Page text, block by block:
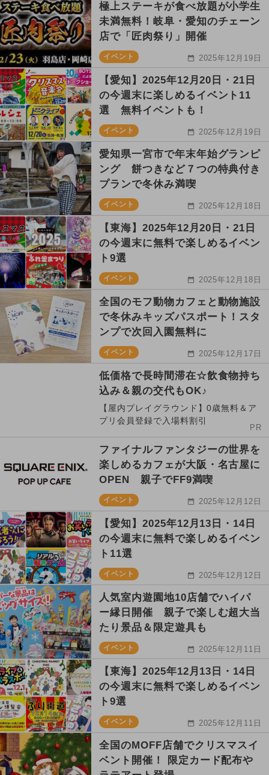
極上ステーキが食べ放題が小学生
未満無料！岐阜・愛知のチェーン
店で「匠肉祭り」開催
イベント 2025年12月19日
【愛知】2025年12月20日・21日
の今週末に楽しめるイベント11
選 無料イベントも！
イベント 2025年12月19日
愛知県一宮市で年末年始グランピ
ング 餅つきなど７つの特典付き
プランで冬休み満喫
イベント 2025年12月18日
【東海】2025年12月20日・21日
の今週末に無料で楽しめるイベン
ト9選
イベント 2025年12月18日
全国のモフ動物カフェと動物施設
で冬休みキッズパスポート！スタ
ンプで次回入園無料に
イベント 2025年12月17日
低価格で長時間滞在☆飲食物持ち
込み＆親の交代もOK♪
【屋内プレイグラウンド】0歳無料＆ア
プリ会員登録で入場料割引
PR
ファイナルファンタジーの世界を
楽しめるカフェが大阪・名古屋に
OPEN 親子でFF9満喫
イベント 2025年12月12日
【愛知】2025年12月13日・14日
の今週末に無料で楽しめるイベン
ト11選
イベント 2025年12月12日
人気室内遊園地10店舗でハイパ
ー縁日開催 親子で楽しむ超大当
たり景品＆限定遊具も
イベント 2025年12月11日
【東海】2025年12月13日・14日
の今週末に無料で楽しめるイベン
ト9選
イベント 2025年12月11日
全国のMOFF店舗でクリスマスイ
ベント開催！ 限定カード配布や